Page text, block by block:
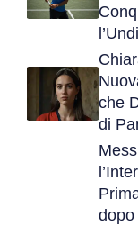
che
di